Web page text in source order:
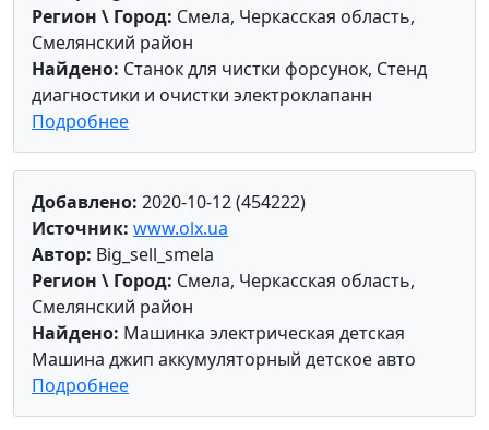
Регион \ Город: Смела, Черкасская область,
Смелянский район
Найдено: Станок для чистки форсунок, Стенд
диагностики и очистки электроклапанн
Подробнее
Добавлено: 2020-10-12 (454222)
Источник: www.olx.ua
Автор: Big_sell_smela
Регион \ Город: Смела, Черкасская область,
Смелянский район
Найдено: Машинка электрическая детская
Машина джип аккумуляторный детское авто
Подробнее